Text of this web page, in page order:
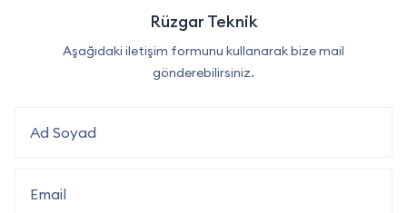
Rüzgar Teknik
Aşağıdaki iletişim formunu kullanarak bize mail
gönderebilirsiniz.